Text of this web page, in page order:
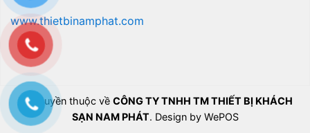
www.thietbinamphat.com
Bản quyền thuộc về CÔNG TY TNHH TM THIẾT BỊ KHÁCH
SẠN NAM PHÁT. Design by WePOS